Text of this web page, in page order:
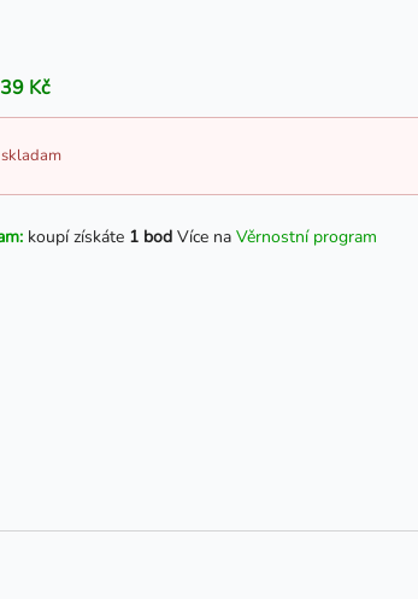
Kč
koupí získáte 1 bod Více na Věrnostní program